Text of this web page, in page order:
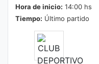
Hora de inicio: 14:00 hs
Tiempo: Último partido